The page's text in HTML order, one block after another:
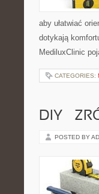
aby ułatwiać
dotykają
MediluxClinic
CATEGORIES:
DIY –
POSTED BY